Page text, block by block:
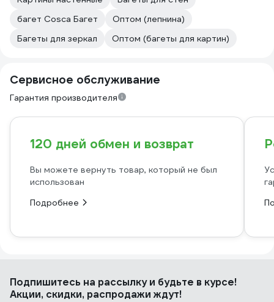
багет Cosca Багет
Оптом (лепнина)
Багеты для зеркал
Оптом (багеты для картин)
Сервисное обслуживание
Гарантия производителя
120 дней обмен и возврат
Вы можете вернуть товар, который не был
использован
Подробнее
Подпишитесь на рассылкуи будьте в курсе!
Акции, скидки, распродажи ждут!